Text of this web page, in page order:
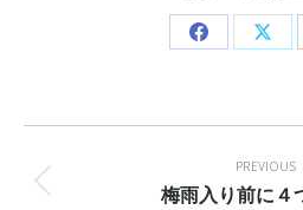
Share
navigation
PREVIOUS
梅雨入り前に４